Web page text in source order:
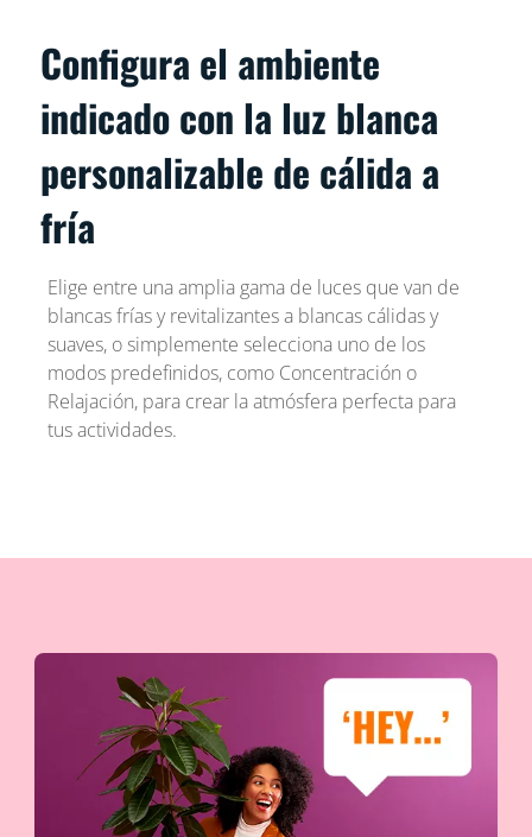
Configura el ambiente
indicado con la luz blanca
personalizable de cálida a
fría
Elige entre una amplia gama de luces que van de
blancas frías y revitalizantes a blancas cálidas y
suaves, o simplemente selecciona uno de los
modos predefinidos, como Concentración o
Relajación, para crear la atmósfera perfecta para
tus actividades.